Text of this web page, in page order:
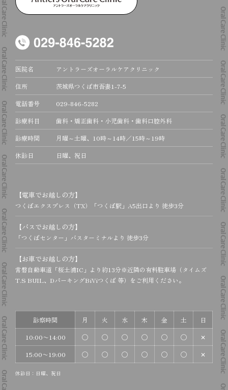
医院名
アントラーズオーラルケアクリニック
住所
茨城県つくば市吾妻1-7-5
電話番号
029-846-5282
診療科目
歯科・矯正歯科・小児歯科・歯科口腔外科
診療時間
月曜～土曜、10時～14時／15時～19時
休診日
日曜、祝日
【電車でお越しの方】
つくばエクスプレス（TX）「つくば駅」A5出口より 徒歩3分
【バスでお越しの方】
「つくばセンター」バスターミナルより 徒歩3分
【お車でお越しの方】
常磐自動車道「桜土浦IC」より約13分※近隣の有料駐車場（タイムズ
T.S BUIL、DパーキングBiViつくば 等）をご利用ください。
診察時間 月 火 水 木 金 土
日
10:00〜14:00
◯ ◯ ◯ ◯ ◯ ◯
✕
15:00〜19:00
◯ ◯ ◯ ◯ ◯ ◯ ✕
休診日：日曜、祝日